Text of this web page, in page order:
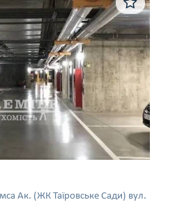
Ак. (ЖК Таїровське Сади) вул.